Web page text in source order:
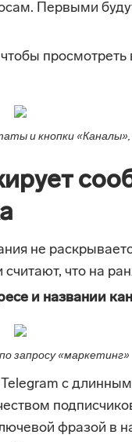
Первыми
просмотреть
и кнопки
не
что на
и названии
запросу «маркетинг»
с
фразой в